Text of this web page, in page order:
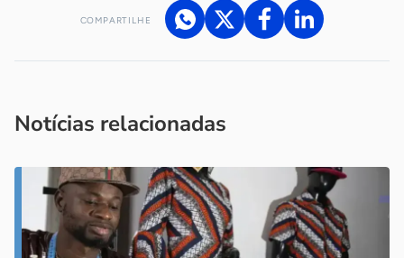
COMPARTILHE
Notícias relacionadas